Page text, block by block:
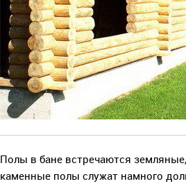
Полы в бане встречаются
каменные полы служат намного